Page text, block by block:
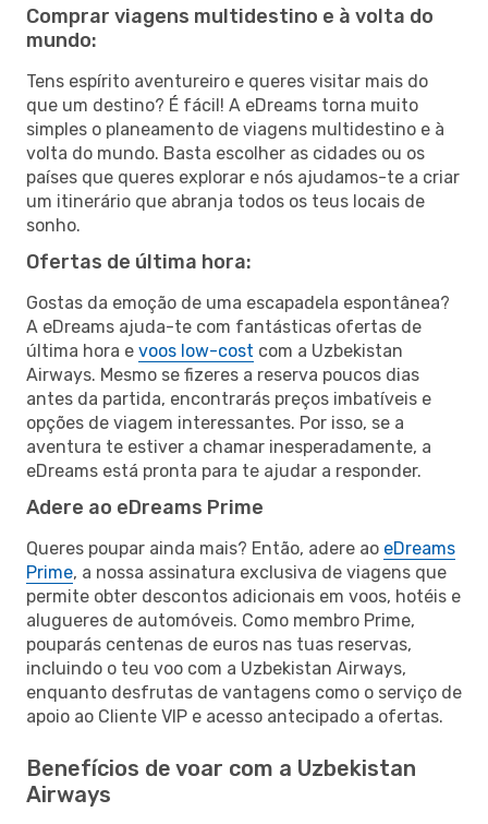
Comprar viagens multidestino e à volta do
mundo:
Tens espírito aventureiro e queres visitar mais do
que um destino? É fácil! A eDreams torna muito
simples o planeamento de viagens multidestino e à
volta do mundo. Basta escolher as cidades ou os
países que queres explorar e nós ajudamos-te a criar
um itinerário que abranja todos os teus locais de
sonho.
Ofertas de última hora:
Gostas da emoção de uma escapadela espontânea?
A eDreams ajuda-te com fantásticas ofertas de
última hora e voos low-cost com a Uzbekistan
Airways. Mesmo se fizeres a reserva poucos dias
antes da partida, encontrarás preços imbatíveis e
opções de viagem interessantes. Por isso, se a
aventura te estiver a chamar inesperadamente, a
eDreams está pronta para te ajudar a responder.
Adere ao eDreams Prime
Queres poupar ainda mais? Então, adere ao eDreams
Prime, a nossa assinatura exclusiva de viagens que
permite obter descontos adicionais em voos, hotéis e
alugueres de automóveis. Como membro Prime,
pouparás centenas de euros nas tuas reservas,
incluindo o teu voo com a Uzbekistan Airways,
enquanto desfrutas de vantagens como o serviço de
apoio ao Cliente VIP e acesso antecipado a ofertas.
Benefícios de voar com a Uzbekistan
Airways